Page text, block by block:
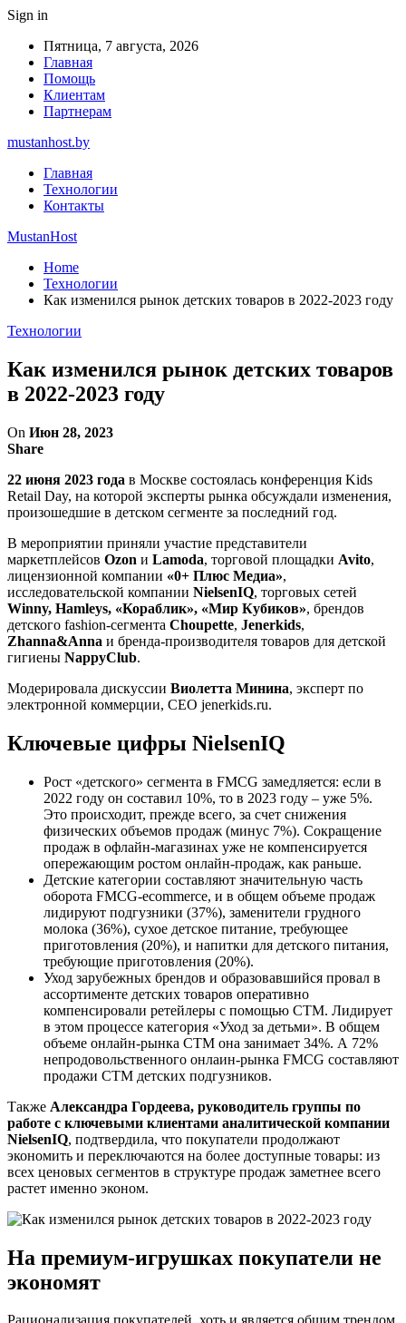
Sign in
Пятница, 7 августа, 2026
Главная
Помощь
Клиентам
Партнерам
mustanhost.by
Главная
Технологии
Контакты
MustanHost
Home
Технологии
Как изменился рынок детских товаров в 2022-2023 году
Технологии
Как изменился рынок детских товаров
в 2022-2023 году
On Июн 28, 2023
Share
22 июня 2023 года в Москве состоялась конференция Kids
Retail Day, на которой эксперты рынка обсуждали изменения,
произошедшие в детском сегменте за последний год.
В мероприятии приняли участие представители
маркетплейсов Ozon и Lamoda, торговой площадки Avito,
лицензионной компании «0+ Плюс Медиа»,
исследовательской компании NielsenIQ, торговых сетей
Winny, Hamleys, «Кораблик», «Мир Кубиков», брендов
детского fashion-сегмента Choupette, Jenerkids,
Zhanna&Anna и бренда-производителя товаров для детской
гигиены NappyClub.
Модерировала дискуссии Виолетта Минина, эксперт по
электронной коммерции, CEO jenerkids.ru.
Ключевые цифры NielsenIQ
Рост «детского» сегмента в FMCG замедляется: если в
2022 году он составил 10%, то в 2023 году – уже 5%.
Это происходит, прежде всего, за счет снижения
физических объемов продаж (минус 7%). Сокращение
продаж в офлайн-магазинах уже не компенсируется
опережающим ростом онлайн-продаж, как раньше.
Детские категории составляют значительную часть
оборота FMCG-ecommerce, и в общем объеме продаж
лидируют подгузники (37%), заменители грудного
молока (36%), сухое детское питание, требующее
приготовления (20%), и напитки для детского питания,
требующие приготовления (20%).
Уход зарубежных брендов и образовавшийся провал в
ассортименте детских товаров оперативно
компенсировали ретейлеры с помощью СТМ. Лидирует
в этом процессе категория «Уход за детьми». В общем
объеме онлайн-рынка СТМ она занимает 34%. А 72%
непродовольственного онлаин-рынка FMCG составляют
продажи СТМ детских подгузников.
Также Александра Гордеева, руководитель группы по
работе с ключевыми клиентами аналитической компании
NielsenIQ, подтвердила, что покупатели продолжают
экономить и переключаются на более доступные товары: из
всех ценовых сегментов в структуре продаж заметнее всего
растет именно эконом.
На премиум-игрушках покупатели не
экономят